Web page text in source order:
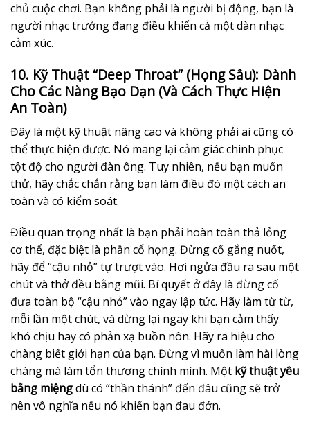
chủ cuộc chơi. Bạn không phải là người bị động, bạn là
người nhạc trưởng đang điều khiển cả một dàn nhạc
cảm xúc.
10. Kỹ Thuật “Deep Throat” (Họng Sâu): Dành
Cho Các Nàng Bạo Dạn (Và Cách Thực Hiện
An Toàn)
Đây là một kỹ thuật nâng cao và không phải ai cũng có
thể thực hiện được. Nó mang lại cảm giác chinh phục
tột độ cho người đàn ông. Tuy nhiên, nếu bạn muốn
thử, hãy chắc chắn rằng bạn làm điều đó một cách an
toàn và có kiểm soát.
Điều quan trọng nhất là bạn phải hoàn toàn thả lỏng
cơ thể, đặc biệt là phần cổ họng. Đừng cố gắng nuốt,
hãy để “cậu nhỏ” tự trượt vào. Hơi ngửa đầu ra sau một
chút và thở đều bằng mũi. Bí quyết ở đây là đừng cố
đưa toàn bộ “cậu nhỏ” vào ngay lập tức. Hãy làm từ từ,
mỗi lần một chút, và dừng lại ngay khi bạn cảm thấy
khó chịu hay có phản xạ buồn nôn. Hãy ra hiệu cho
chàng biết giới hạn của bạn. Đừng vì muốn làm hài lòng
chàng mà làm tổn thương chính mình. Một kỹ thuật yêu
bằng miệngdù có “thần thánh” đến đâu cũng sẽ trở
nên vô nghĩa nếu nó khiến bạn đau đớn.